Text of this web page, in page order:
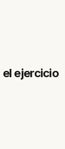
ejercicio